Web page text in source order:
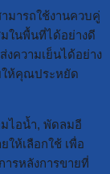
มารถใช้งานควบคู่
ในพื้นที่ได้อย่างดี
งความเย็นได้อย่าง
ให้คุณประหยัด
ไอน้ำ, พัดลมอี
ห้เลือกใช้ เพื่อ
รหลังการขายที่